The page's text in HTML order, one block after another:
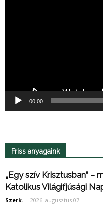
00:00
Friss anyagaink
„Egy szív Krisztusban”
Katolikus Világifjúsági
Szerk. - 2026. augusztus 07.